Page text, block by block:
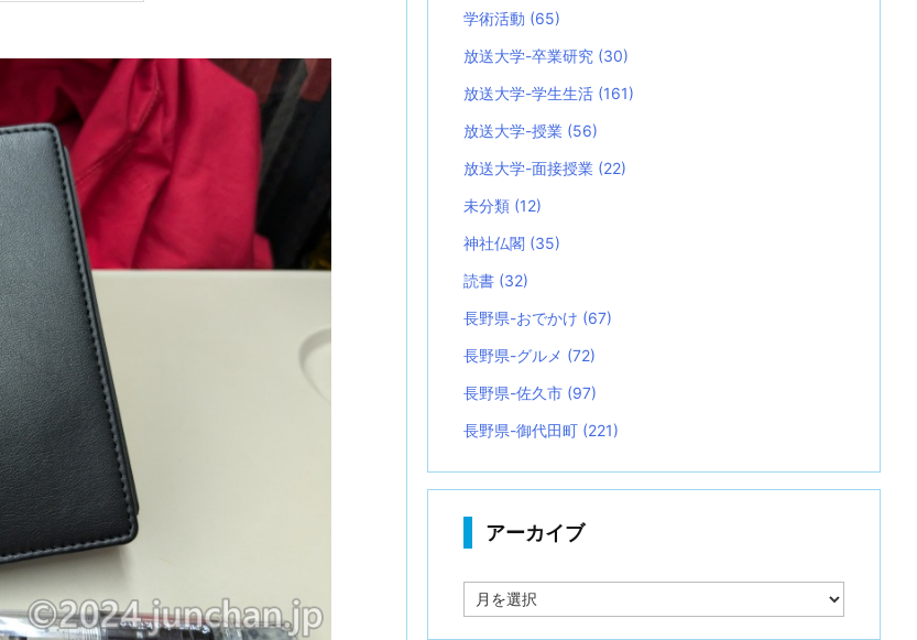
学術活動 (65)
放送大学-卒業研究 (30)
放送大学-学生生活 (161)
放送大学-授業 (56)
放送大学-面接授業 (22)
未分類 (12)
神社仏閣 (35)
読書 (32)
長野県-おでかけ (67)
長野県-グルメ (72)
長野県-佐久市 (97)
長野県-御代田町 (221)
アーカイブ
ー